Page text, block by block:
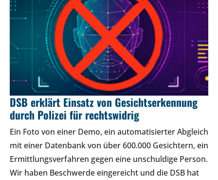
DSB erklärt Einsatz von Gesichtserkennung
durch Polizei für rechtswidrig
Ein Foto von einer Demo, ein automatisierter Abgleich
mit einer Datenbank von über 600.000 Gesichtern, ein
Ermittlungsverfahren gegen eine unschuldige Person.
Wir haben Beschwerde eingereicht und die DSB hat